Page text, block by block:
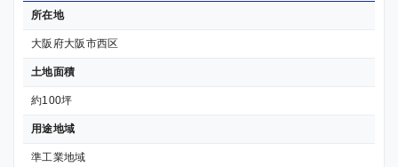
所在地
大阪府大阪市西区
土地面積
約100坪
用途地域
準工業地域